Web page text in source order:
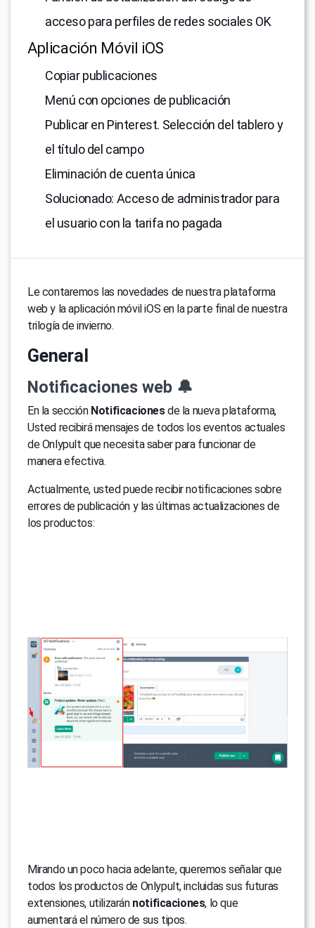
acceso para perfiles de redes sociales OK
Aplicación Móvil iOS
Copiar publicaciones
Menú con opciones de publicación
Publicar en Pinterest. Selección del tablero y
el título del campo
Eliminación de cuenta única
Solucionado: Acceso de administrador para
el usuario con la tarifa no pagada
Le contaremos las novedades de nuestra plataforma
web y la aplicación móvil iOS en la parte final de nuestra
trilogía de invierno.
General
Notificaciones web 🔔
En la sección Notificacionesde la nueva plataforma,
Usted recibirá mensajes de todos los eventos actuales
de Onlypult que necesita saber para funcionar de
manera efectiva.
Actualmente, usted puede recibir notificaciones sobre
errores de publicación y las últimas actualizaciones de
los productos:
Mirando un poco hacia adelante, queremos señalar que
todos los productos de Onlypult, incluidas sus futuras
extensiones, utilizarán notificaciones, lo que
aumentará el número de sus tipos.